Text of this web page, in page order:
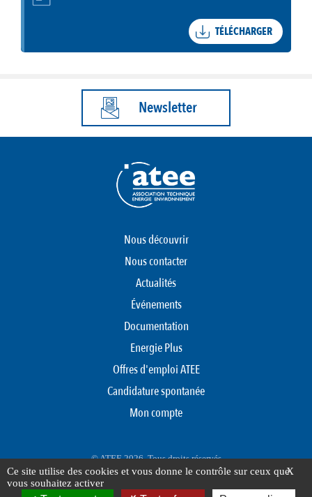
TÉLÉCHARGER
Newsletter
Nous découvrir
Nous contacter
Actualités
Événements
Documentation
Energie Plus
Offres d'emploi ATEE
Candidature spontanée
Mon compte
© ATEE 2026. Tous droits réservés
Protection des données personnelles Plan du site
X
Ce site utilise des cookies et vous donne le contrôle sur ceux que
vous souhaitez activer